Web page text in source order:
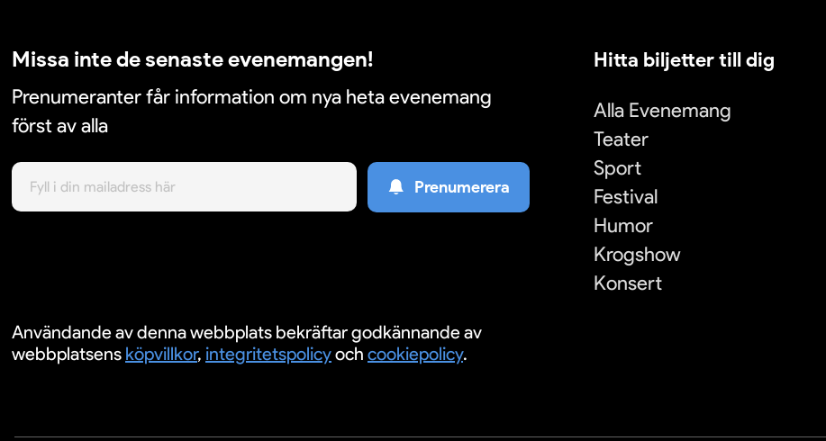
Missa inte de senaste evenemangen!
Prenumeranter får information om nya heta evenemang
först av alla
Prenumerera
Användande av denna webbplats bekräftar godkännande av
webbplatsens köpvillkor, integritetspolicyoch cookiepolicy.
Hitta biljetter till dig
Alla Evenemang
Teater
Sport
Festival
Humor
Krogshow
Konsert